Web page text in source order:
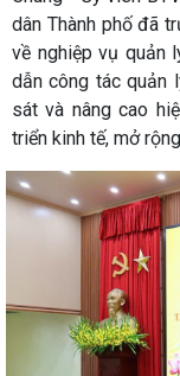
dân Thành phố đã
về nghiệp vụ quản
dẫn công tác quản
sát và nâng cao
triển kinh tế, mở